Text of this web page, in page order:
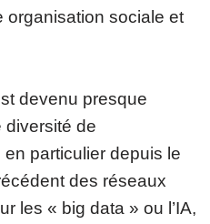
organisation sociale et
devenu presque
diversité de
particulier depuis le
des réseaux
les « big data » ou l’IA,